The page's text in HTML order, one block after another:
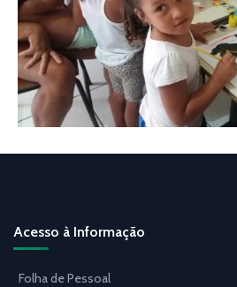
Acesso à Informação
Folha de Pessoal